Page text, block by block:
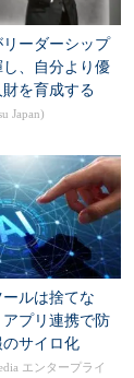
ーダーシップ
し、自分より優
を育成する
Japan)
ールは捨てな
プリ連携で防
のサイロ化
エンタープライ